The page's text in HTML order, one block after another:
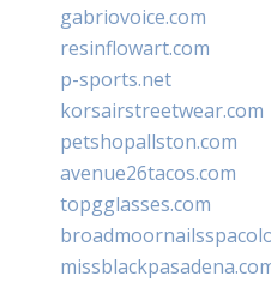
gabriovoice.com
resinflowart.com
p-sports.net
korsairstreetwear.com
petshopallston.com
avenue26tacos.com
topgglasses.com